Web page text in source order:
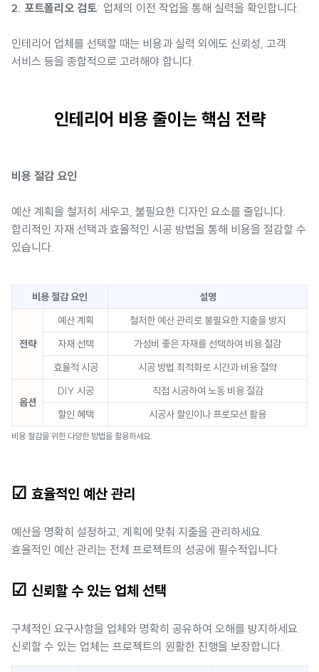
2. 포트폴리오 검토: 업체의 이전 작업을 통해 실력을 확인합니다.
인테리어 업체를 선택할 때는 비용과 실력 외에도 신뢰성, 고객
서비스 등을 종합적으로 고려해야 합니다.
인테리어 비용 줄이는 핵심 전략
비용 절감 요인
예산 계획을 철저히 세우고, 불필요한 디자인 요소를 줄입니다.
합리적인 자재 선택과 효율적인 시공 방법을 통해 비용을 절감할 수
있습니다.
비용 절감 요인 설명
전략
예산 계획
철저한 예산 관리로 불필요한 지출을 방지
자재 선택
가성비 좋은 자재를 선택하여 비용 절감
효율적 시공
시공 방법 최적화로 시간과 비용 절약
옵션
DIY 시공
직접 시공하여 노동 비용 절감
할인 혜택
시공사 할인이나 프로모션 활용
비용 절감을 위한 다양한 방법을 활용하세요.
☑ 효율적인 예산 관리
예산을 명확히 설정하고, 계획에 맞춰 지출을 관리하세요.
효율적인 예산 관리는 전체 프로젝트의 성공에 필수적입니다.
☑ 신뢰할 수 있는 업체 선택
구체적인 요구사항을 업체와 명확히 공유하여 오해를 방지하세요.
신뢰할 수 있는 업체는 프로젝트의 원활한 진행을 보장합니다.